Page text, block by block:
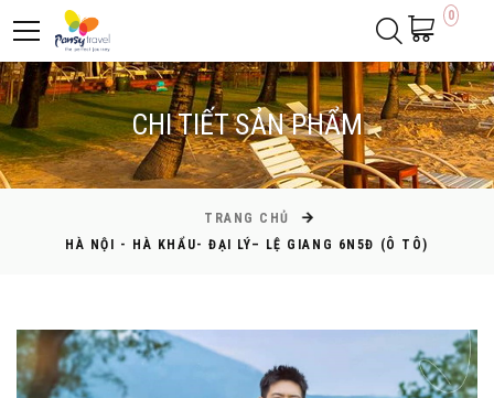
0
CHI TIẾT SẢN PHẨM
TRANG CHỦ
HÀ NỘI - HÀ KHẨU- ĐẠI LÝ– LỆ GIANG 6N5Đ (Ô TÔ)